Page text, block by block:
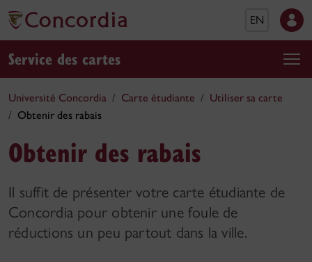
EN
Service des cartes
Université Concordia Carte étudiante
Utiliser sa carte
Obtenir des rabais
Obtenir des rabais
Il suffit de présenter votre carte étudiante de
Concordia pour obtenir une foule de
réductions un peu partout dans la ville.